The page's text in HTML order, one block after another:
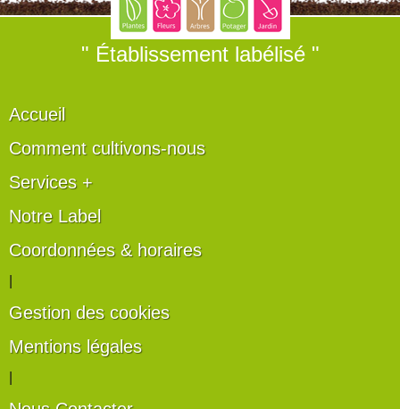
" Établissement labélisé "
Accueil
Comment cultivons-nous
Services +
Notre Label
Coordonnées & horaires
Gestion des cookies
Mentions légales